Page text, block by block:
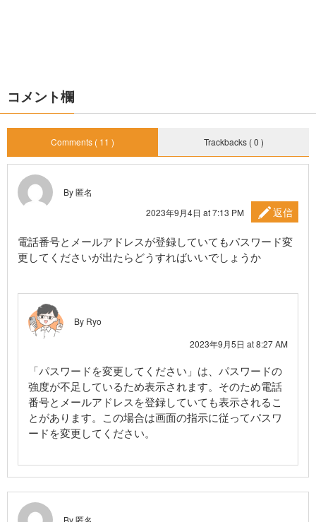
コメント欄
Comments ( 11 ) Trackbacks ( 0 )
By 匿名
2023年9月4日 at 7:13 PM
返信
電話番号とメールアドレスが登録していてもパスワード変
更してくださいが出たらどうすればいいでしょうか
By Ryo
2023年9月5日 at 8:27 AM
「パスワードを変更してください」は、パスワードの
強度が不足しているため表示されます。そのため電話
番号とメールアドレスを登録していても表示されるこ
とがあります。この場合は画面の指示に従ってパスワ
ードを変更してください。
By 匿名